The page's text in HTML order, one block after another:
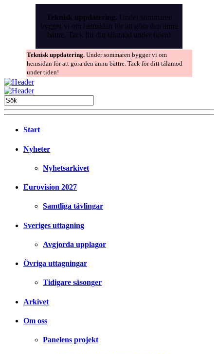
Teknisk uppdatering. Under sommaren
bygger vi om hemsidan för att göra den ännu
bättre. Tack för ditt tålamod under tiden!
Teknisk uppdatering. Under sommaren bygger vi om
hemsidan för att göra den ännu bättre. Tack för ditt tålamod
under tiden!
Start
Nyheter
Nyhetsarkivet
Eurovision 2027
Samtliga tävlingar
Sveriges uttagning
Avgjorda upplagor
Övriga uttagningar
Tidigare säsonger
Arkivet
Om oss
Panelens projekt